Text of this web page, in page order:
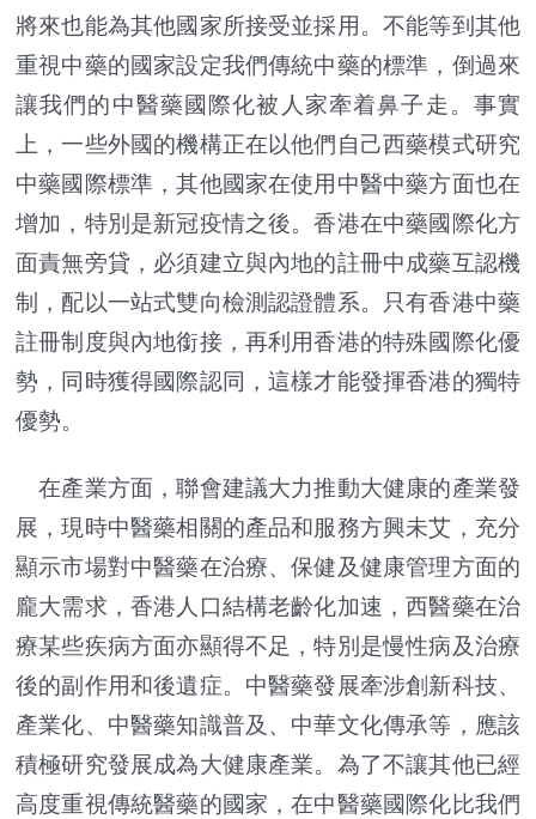
將來也能為其他國家所接受並採用。不能等到其他
重視中藥的國家設定我們傳統中藥的標準，倒過來
讓我們的中醫藥國際化被人家牽着鼻子走。事實
上，一些外國的機構正在以他們自己西藥模式研究
中藥國際標準，其他國家在使用中醫中藥方面也在
增加，特別是新冠疫情之後。香港在中藥國際化方
面責無旁貸，必須建立與內地的註冊中成藥互認機
制，配以一站式雙向檢測認證體系。只有香港中藥
註冊制度與內地銜接，再利用香港的特殊國際化優
勢，同時獲得國際認同，這樣才能發揮香港的獨特
優勢。
在產業方面，聯會建議大力推動大健康的產業發
展，現時中醫藥相關的產品和服務方興未艾，充分
顯示市場對中醫藥在治療、保健及健康管理方面的
龐大需求，香港人口結構老齡化加速，西醫藥在治
療某些疾病方面亦顯得不足，特別是慢性病及治療
後的副作用和後遺症。中醫藥發展牽涉創新科技、
產業化、中醫藥知識普及、中華文化傳承等，應該
積極研究發展成為大健康產業。為了不讓其他已經
高度重視傳統醫藥的國家，在中醫藥國際化比我們